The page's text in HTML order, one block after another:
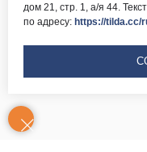
дом 21, стр. 1, а/я 44.
по адресу: https://tilda.cc/